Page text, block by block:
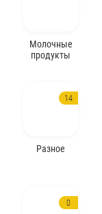
Молочные
продукты
14
Разное
0